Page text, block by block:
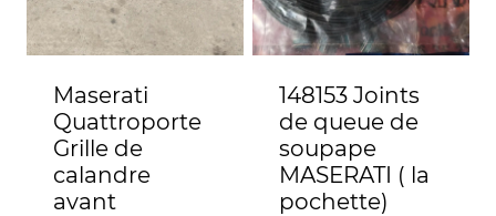
Maserati
Quattroporte
Grille de
calandre
avant
148153 Joints
de queue de
soupape
MASERATI ( la
pochette)